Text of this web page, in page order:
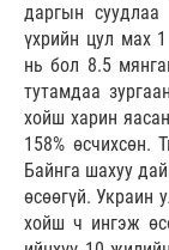
даргын
үхрийн цул мах
нь бол 8.5
тутамдаа
хойш харин
158% өсчихсөн.
Байнга шахуу
өсөөгүй. Украин
хойш ч ингэж